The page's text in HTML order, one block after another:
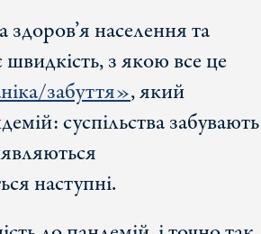
населення та
з якою все це
забуття», який
суспільства забувають
наступні.